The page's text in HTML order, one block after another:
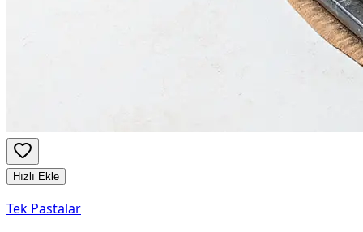
Hızlı Ekle
Tek Pastalar